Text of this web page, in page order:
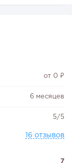
от 0 ₽
6 месяцев
5/5
16 отзывов